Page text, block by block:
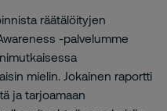
räätälöityjen
-palvelumme
mielin. Jokainen raportti
ja tarjoamaan